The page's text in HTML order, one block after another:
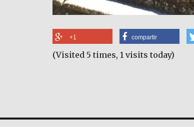
+1 compartir
(Visited 5 times, 1 visits today)